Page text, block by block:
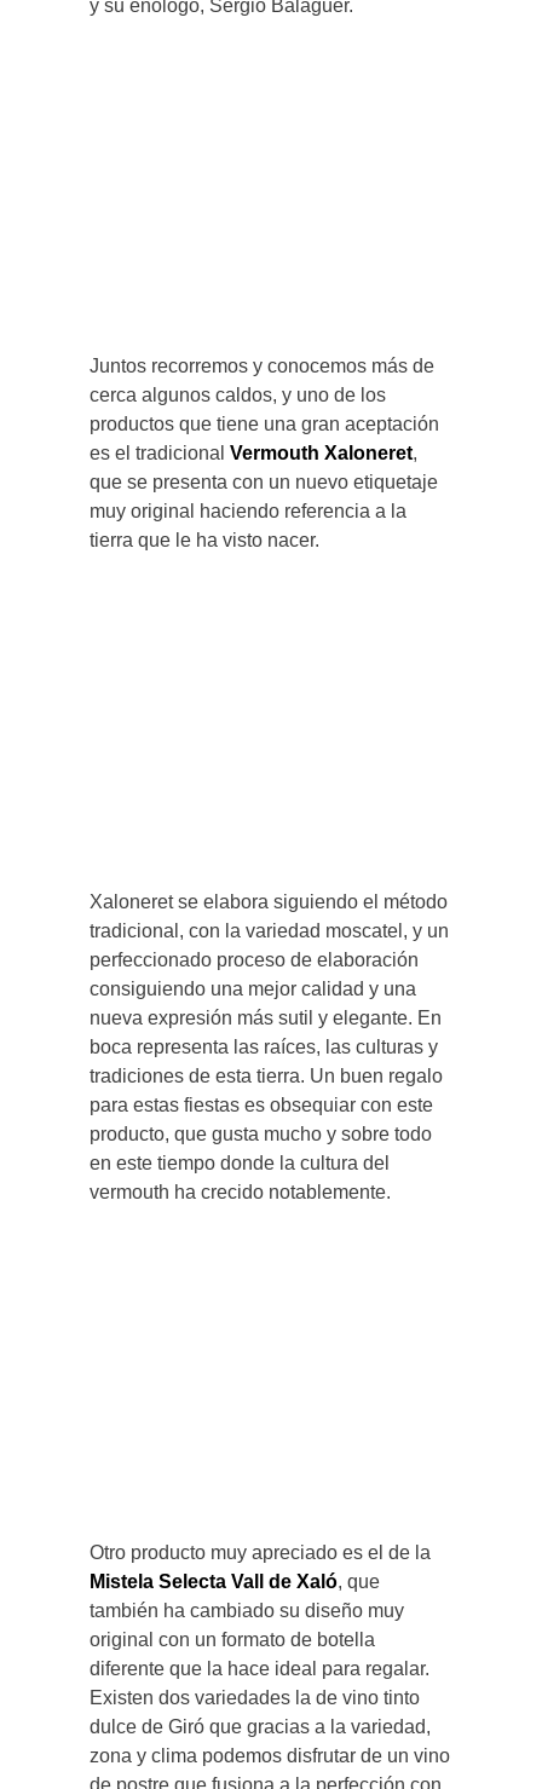
y su enólogo, Sergio Balaguer.
Juntos recorremos y conocemos más de
cerca algunos caldos, y uno de los
productos que tiene una gran aceptación
es el tradicional Vermouth Xaloneret,
que se presenta con un nuevo etiquetaje
muy original haciendo referencia a la
tierra que le ha visto nacer.
Xaloneret se elabora siguiendo el método
tradicional, con la variedad moscatel, y un
perfeccionado proceso de elaboración
consiguiendo una mejor calidad y una
nueva expresión más sutil y elegante. En
boca representa las raíces, las culturas y
tradiciones de esta tierra. Un buen regalo
para estas fiestas es obsequiar con este
producto, que gusta mucho y sobre todo
en este tiempo donde la cultura del
vermouth ha crecido notablemente.
Otro producto muy apreciado es el de la
Mistela Selecta Vall de Xaló, que
también ha cambiado su diseño muy
original con un formato de botella
diferente que la hace ideal para regalar.
Existen dos variedades la de vino tinto
dulce de Giró que gracias a la variedad,
zona y clima podemos disfrutar de un vino
de postre que fusiona a la perfección con